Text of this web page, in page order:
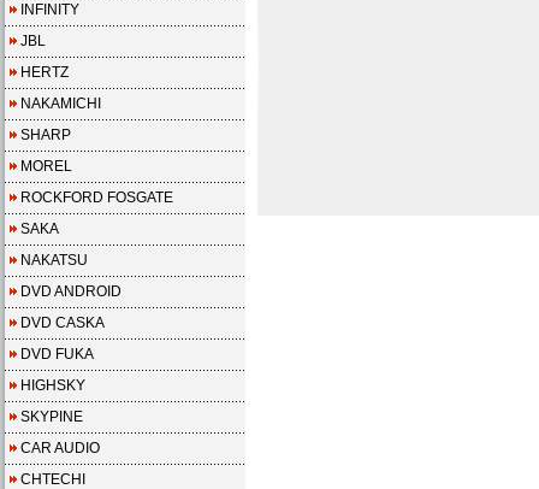
INFINITY
JBL
HERTZ
NAKAMICHI
SHARP
MOREL
ROCKFORD FOSGATE
SAKA
NAKATSU
DVD ANDROID
DVD CASKA
DVD FUKA
HIGHSKY
SKYPINE
CAR AUDIO
CHTECHI